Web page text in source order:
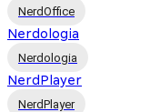
NerdOffice
Nerdologia
Nerdologia
NerdPlayer
NerdPlayer